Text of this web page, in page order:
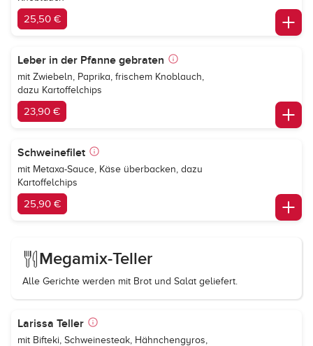
25,50 €
Leber in der Pfanne gebraten
mit Zwiebeln, Paprika, frischem Knoblauch,
dazu Kartoffelchips
23,90 €
Schweinefilet
mit Metaxa-Sauce, Käse überbacken, dazu
Kartoffelchips
25,90 €
Megamix-Teller
Alle Gerichte werden mit Brot und Salat geliefert.
Larissa Teller
mit Bifteki, Schweinesteak, Hähnchengyros,